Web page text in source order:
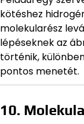
kötéshez
molekularész
lépéseknek az
történik,
pontos menetét.
10.